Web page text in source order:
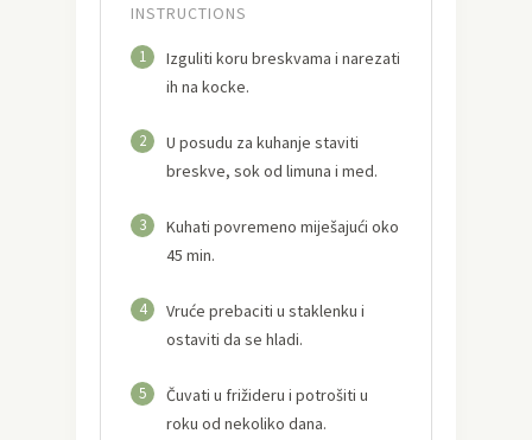
INSTRUCTIONS
1
Izguliti koru breskvama i narezati
ih na kocke.
2
U posudu za kuhanje staviti
breskve, sok od limuna i med.
3
Kuhati povremeno miješajući oko
45 min.
4
Vruće prebaciti u staklenku i
ostaviti da se hladi.
5
Čuvati u frižideru i potrošiti u
roku od nekoliko dana.